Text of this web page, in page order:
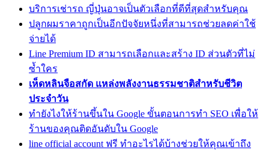
บริการเช่ารถ ญี่ปุ่นอาจเป็นตัวเลือกที่ดีที่สุดสำหรับคุณ
ปลูกผมราคาถูกเป็นอีกปัจจัยหนึ่งที่สามารถช่วยลดค่าใช้
จ่ายได้
Line Premium ID สามารถเลือกและสร้าง ID ส่วนตัวที่ไม่
ซ้ำใคร
เห็ดหลินจือสกัด แหล่งพลังงานธรรมชาติสำหรับชีวิต
ประจำวัน
ทํายังไงให้ร้านขึ้นใน Google ขั้นตอนการทำ SEO เพื่อให้
ร้านของคุณติดอันดับใน Google
line official account ฟรี ทำอะไรได้บ้างช่วยให้คุณเข้าถึง